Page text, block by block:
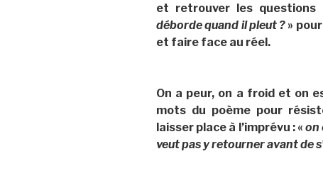
et retrouver les questions
déborde quand il pleut ? »
et faire face au réel.
On a peur, on a froid et on
mots du poème pour
laisser place à l’imprévu : «on
veut pas y retourner avant de